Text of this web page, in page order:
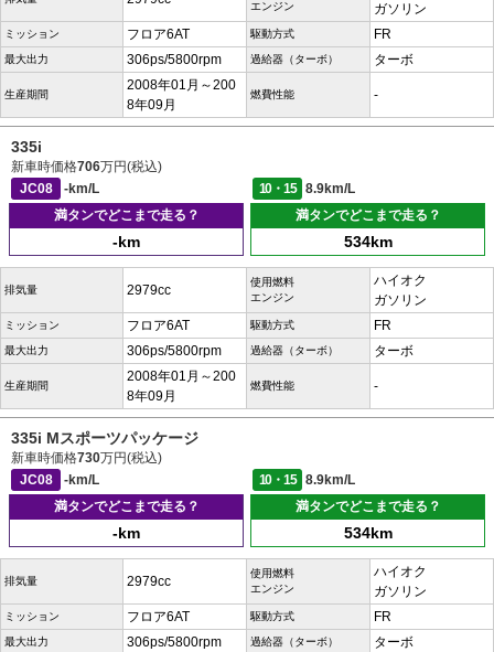
エンジン
ガソリン
ミッション フロア6AT 駆動方式 FR
最大出力 306ps/5800rpm 過給器（ターボ） ターボ
生産期間
2008年01月～200
8年09月
燃費性能 -
335i
新車時価格706万円(税込)
JC08
-km/L 10・15
8.9km/L
満タンでどこまで走る？
-km
満タンでどこまで走る？
534km
排気量 2979cc
使用燃料
エンジン
ハイオク
ガソリン
ミッション フロア6AT 駆動方式 FR
最大出力 306ps/5800rpm 過給器（ターボ） ターボ
生産期間
2008年01月～200
8年09月
燃費性能 -
335i Mスポーツパッケージ
新車時価格730万円(税込)
JC08
-km/L 10・15
8.9km/L
満タンでどこまで走る？
-km
満タンでどこまで走る？
534km
排気量 2979cc
使用燃料
エンジン
ハイオク
ガソリン
ミッション フロア6AT 駆動方式 FR
最大出力 306ps/5800rpm 過給器（ターボ） ターボ